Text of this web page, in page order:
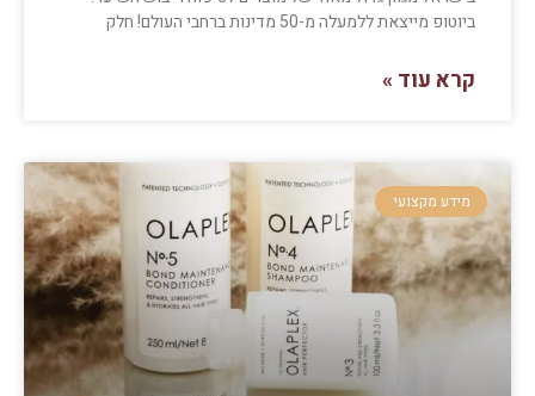
ביוטופ מייצאת ללמעלה מ-50 מדינות ברחבי העולם! חלק
קרא עוד »
מידע מקצועי